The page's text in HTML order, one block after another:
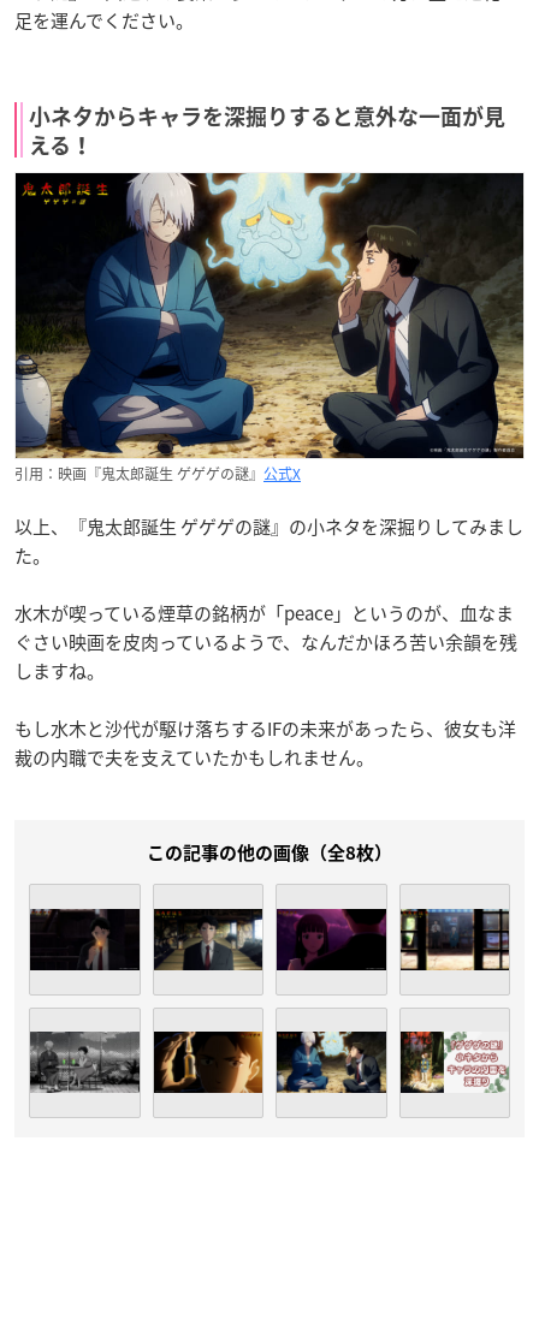
足を運んでください。
小ネタからキャラを深掘りすると意外な一面が見
える！
引用：映画『鬼太郎誕生 ゲゲゲの謎』 公式X
以上、『鬼太郎誕生 ゲゲゲの謎』の小ネタを深掘りしてみまし
た。
水木が喫っている煙草の銘柄が「peace」というのが、血なま
ぐさい映画を皮肉っているようで、なんだかほろ苦い余韻を残
しますね。
もし水木と沙代が駆け落ちするIFの未来があったら、彼女も洋
裁の内職で夫を支えていたかもしれません。
この記事の他の画像（全8枚）